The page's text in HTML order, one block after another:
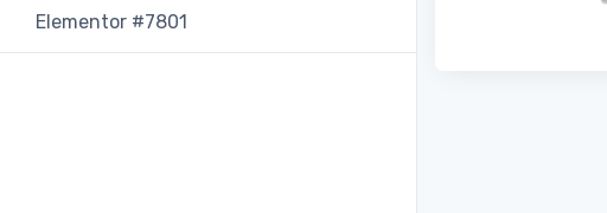
Elementor #7801